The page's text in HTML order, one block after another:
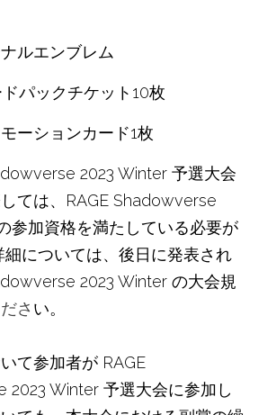
ルエンブレム
ドパックチケット10枚
ーションカード1枚
2023 Winter 予選大会
ては、RAGE Shadowverse
参加資格を満たしている必要が
細については、後日に発表され
2023 Winter の大会規
ださ い。
て参加者が RAGE
2023 Winter 予選大会に参加し